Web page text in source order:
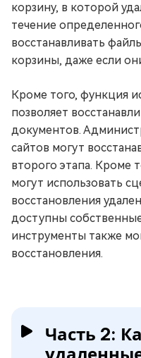
корзину, в которой
течение
восстанавливать
корзины, даже если
Кроме того, функция
позволяет
документов.
сайтов могут
второго этапа. Кроме
могут использовать
восстановления
доступны
инструменты также
восстановления.
Часть 2: